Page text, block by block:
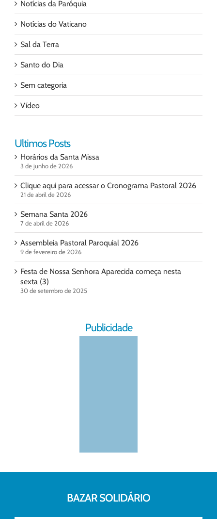
Notícias da Paróquia
Notícias do Vaticano
Sal da Terra
Santo do Dia
Sem categoria
Vídeo
Ultimos Posts
Horários da Santa Missa
3 de junho de 2026
Clique aqui para acessar o Cronograma Pastoral 2026
21 de abril de 2026
Semana Santa 2026
7 de abril de 2026
Assembleia Pastoral Paroquial 2026
9 de fevereiro de 2026
Festa de Nossa Senhora Aparecida começa nesta
sexta (3)
30 de setembro de 2025
Publicidade
BAZAR SOLIDÁRIO